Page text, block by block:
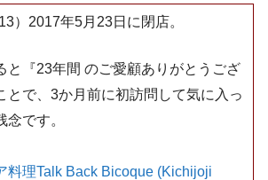
）2017年5月23日に閉店。
と『23年間 のご愛顧ありがとうござ
とで、3か月前に初訪問して気に入っ
です。
料理Talk Back Bicoque (Kichijoji